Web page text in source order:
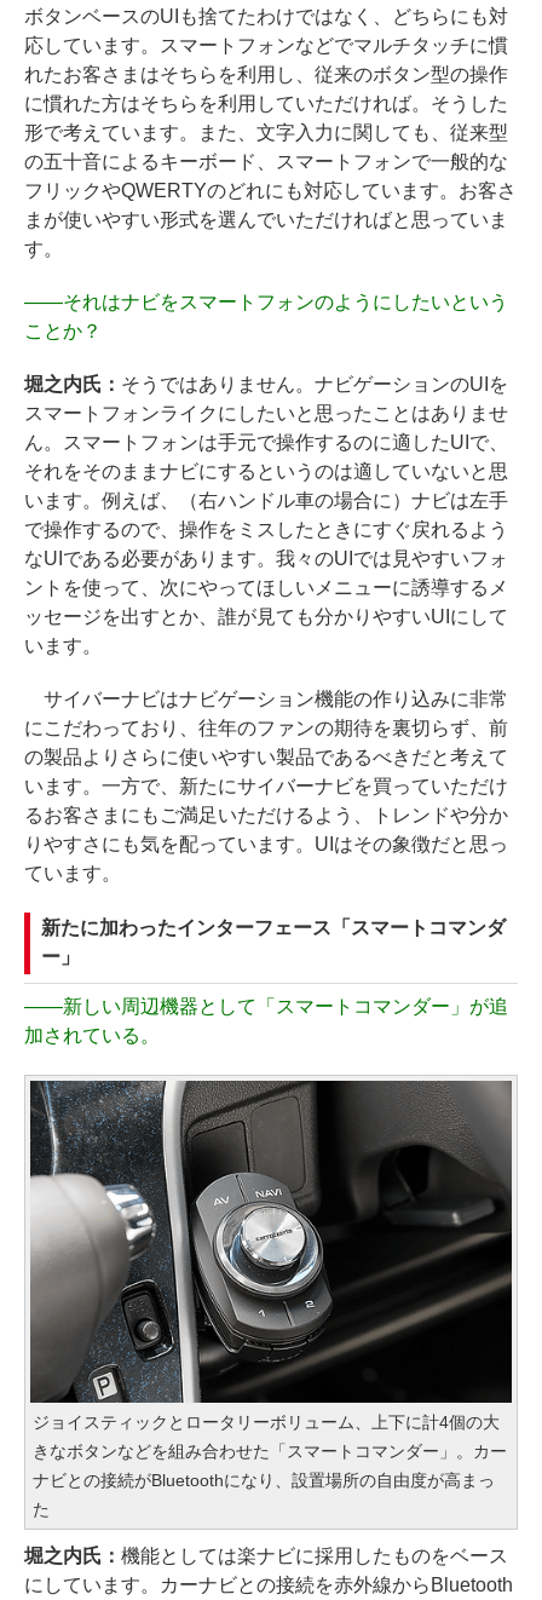
ボタンベースのUIも捨てたわけではなく、どちらにも対
応しています。スマートフォンなどでマルチタッチに慣
れたお客さまはそちらを利用し、従来のボタン型の操作
に慣れた方はそちらを利用していただければ。そうした
形で考えています。また、文字入力に関しても、従来型
の五十音によるキーボード、スマートフォンで一般的な
フリックやQWERTYのどれにも対応しています。お客さ
まが使いやすい形式を選んでいただければと思っていま
す。
――それはナビをスマートフォンのようにしたいという
ことか？
堀之内氏： そうではありません。ナビゲーションのUIを
スマートフォンライクにしたいと思ったことはありませ
ん。スマートフォンは手元で操作するのに適したUIで、
それをそのままナビにするというのは適していないと思
います。例えば、（右ハンドル車の場合に）ナビは左手
で操作するので、操作をミスしたときにすぐ戻れるよう
なUIである必要があります。我々のUIでは見やすいフォ
ントを使って、次にやってほしいメニューに誘導するメ
ッセージを出すとか、誰が見ても分かりやすいUIにして
います。
サイバーナビはナビゲーション機能の作り込みに非常
にこだわっており、往年のファンの期待を裏切らず、前
の製品よりさらに使いやすい製品であるべきだと考えて
います。一方で、新たにサイバーナビを買っていただけ
るお客さまにもご満足いただけるよう、トレンドや分か
りやすさにも気を配っています。UIはその象徴だと思っ
ています。
新たに加わったインターフェース「スマートコマンダ
ー」
――新しい周辺機器として「スマートコマンダー」が追
加されている。
ジョイスティックとロータリーボリューム、上下に計4個の大
きなボタンなどを組み合わせた「スマートコマンダー」。カー
ナビとの接続がBluetoothになり、設置場所の自由度が高まっ
た
堀之内氏： 機能としては楽ナビに採用したものをベース
にしています。カーナビとの接続を赤外線からBluetooth